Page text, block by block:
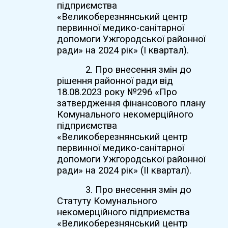
підприємства
«Великоберезнянський центр
первинної медико-санітарної
допомоги Ужгородської районної
ради» на 2024 рік» (І квартал).
2. Про внесення змін до
рішення районної ради від
18.08.2023 року №296 «Про
затвердження фінансового плану
Комунального некомерційного
підприємства
«Великоберезнянський центр
первинної медико-санітарної
допомоги Ужгородської районної
ради» на 2024 рік» (ІІ квартал).
3. Про внесення змін до
Статуту Комунального
некомерційного підприємства
«Великоберезнянський центр